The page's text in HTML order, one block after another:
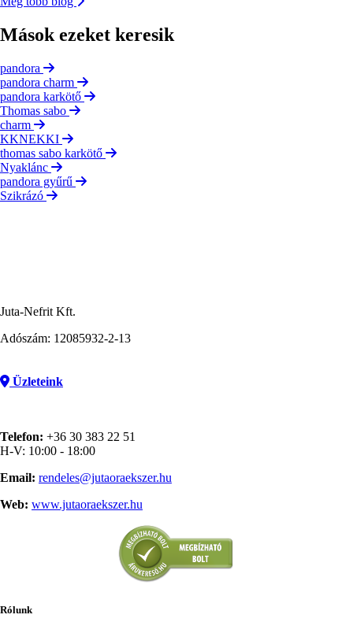
Mások ezeket keresik
pandora
pandora charm
pandora karkötő
Thomas sabo
charm
KKNEKKI
thomas sabo karkötő
Nyaklánc
pandora gyűrű
Szikrázó
Juta-Nefrit Kft.
Adószám: 12085932-2-13
Üzleteink
Telefon: +36 30 383 22 51
H-V: 10:00 - 18:00
Email: rendeles@jutaoraekszer.hu
Web: www.jutaoraekszer.hu
Rólunk